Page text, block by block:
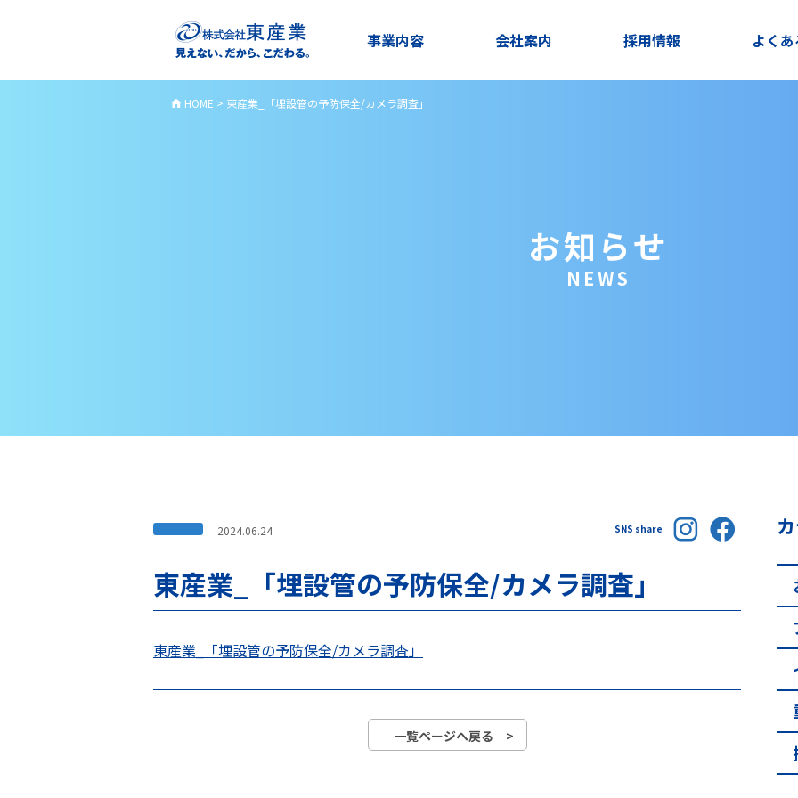
事業内容 会社案内 採用情報 よく
HOME > 東産業_「埋設管の予防保全/カメラ調査」
お知らせ
NEWS
2024.06.24 SNS share
東産業_「埋設管の予防保全/カメラ調査」
東産業_「埋設管の予防保全/カメラ調査」
一覧ページへ戻る >